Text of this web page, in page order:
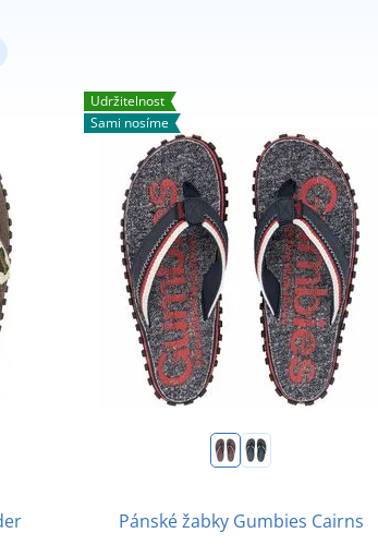
Udržitelnost
Sami nosíme
Pánské žabky Gumbies Cairns